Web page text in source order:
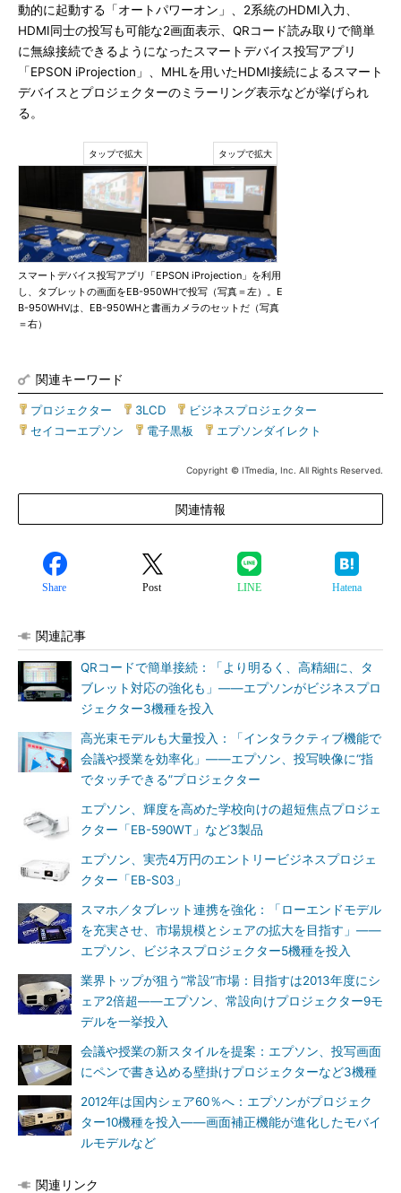
動的に起動する「オートパワーオン」、2系統のHDMI入力、
HDMI同士の投写も可能な2画面表示、QRコード読み取りで簡単
に無線接続できるようになったスマートデバイス投写アプリ
「EPSON iProjection」、MHLを用いたHDMI接続によるスマート
デバイスとプロジェクターのミラーリング表示などが挙げられ
る。
スマートデバイス投写アプリ「EPSON iProjection」を利用
し、タブレットの画面をEB-950WHで投写（写真＝左）。E
B-950WHVは、EB-950WHと書画カメラのセットだ（写真
＝右）
関連キーワード
プロジェクター 3LCD ビジネスプロジェクター
セイコーエプソン
電子黒板 エプソンダイレクト
Copyright © ITmedia, Inc. All Rights Reserved.
関連情報
Share Post LINE Hatena
関連記事
QRコードで簡単接続：「より明るく、高精細に、タ
ブレット対応の強化も」――エプソンがビジネスプロ
ジェクター3機種を投入
高光束モデルも大量投入：「インタラクティブ機能で
会議や授業を効率化」――エプソン、投写映像に“指
でタッチできる”プロジェクター
エプソン、輝度を高めた学校向けの超短焦点プロジェ
クター「EB-590WT」など3製品
エプソン、実売4万円のエントリービジネスプロジェ
クター「EB-S03」
スマホ／タブレット連携を強化：「ローエンドモデル
を充実させ、市場規模とシェアの拡大を目指す」――
エプソン、ビジネスプロジェクター5機種を投入
業界トップが狙う“常設”市場：目指すは2013年度にシ
ェア2倍超――エプソン、常設向けプロジェクター9モ
デルを一挙投入
会議や授業の新スタイルを提案：エプソン、投写画面
にペンで書き込める壁掛けプロジェクターなど3機種
2012年は国内シェア60％へ：エプソンがプロジェク
ター10機種を投入――画面補正機能が進化したモバイ
ルモデルなど
関連リンク